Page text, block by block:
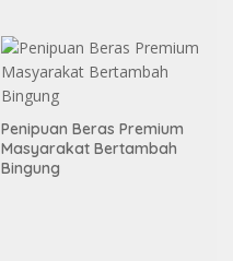
Penipuan Beras Premium
Masyarakat Bertambah
Bingung